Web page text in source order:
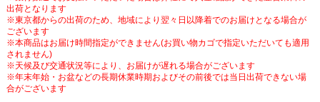
出荷となります
※東京都からの出荷のため、地域により翌々日以降着でのお届けとなる場合が
ございます
※本商品はお届け時間指定ができません(お買い物カゴで指定いただいても適用
されません)
※天候及び交通状況等により、お届けが遅れる場合がございます
※年末年始・お盆などの長期休業時期およびその前後では当日出荷できない場
合がございます